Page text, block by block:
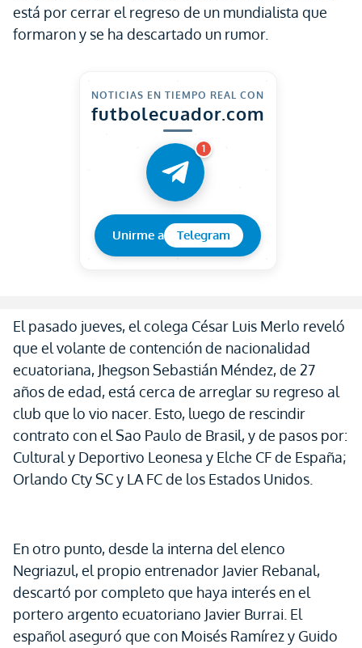
está por cerrar el regreso de un mundialista que
formaron y se ha descartado un rumor.
NOTICIAS EN TIEMPO REAL CON
futbolecuador.com
1
Unirme a Telegram
El pasado jueves, el colega César Luis Merlo reveló
que el volante de contención de nacionalidad
ecuatoriana, Jhegson Sebastián Méndez, de 27
años de edad, está cerca de arreglar su regreso al
club que lo vio nacer. Esto, luego de rescindir
contrato con el Sao Paulo de Brasil, y de pasos por:
Cultural y Deportivo Leonesa y Elche CF de España;
Orlando Cty SC y LA FC de los Estados Unidos.
En otro punto, desde la interna del elenco
Negriazul, el propio entrenador Javier Rebanal,
descartó por completo que haya interés en el
portero argento ecuatoriano Javier Burrai. El
español aseguró que con Moisés Ramírez y Guido